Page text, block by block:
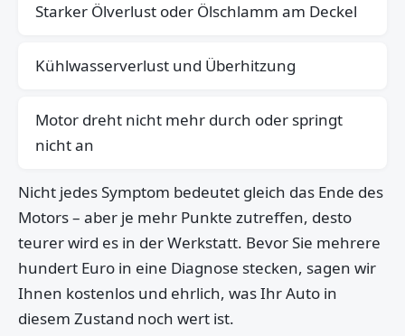
Starker Ölverlust oder Ölschlamm am Deckel
Kühlwasserverlust und Überhitzung
Motor dreht nicht mehr durch oder springt
nicht an
Nicht jedes Symptom bedeutet gleich das Ende des
Motors – aber je mehr Punkte zutreffen, desto
teurer wird es in der Werkstatt. Bevor Sie mehrere
hundert Euro in eine Diagnose stecken, sagen wir
Ihnen kostenlos und ehrlich, was Ihr Auto in
diesem Zustand noch wert ist.